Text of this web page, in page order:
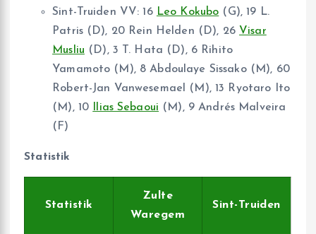
Sint-Truiden VV: 16 Leo Kokubo (G), 19 L.
Patris (D), 20 Rein Helden (D), 26 Visar
Musliu (D), 3 T. Hata (D), 6 Rihito
Yamamoto (M), 8 Abdoulaye Sissako (M), 60
Robert-Jan Vanwesemael (M), 13 Ryotaro Ito
(M), 10 Ilias Sebaoui (M), 9 Andrés Malveira
(F)
Statistik
Statistik
Zulte
Waregem
Sint-Truiden